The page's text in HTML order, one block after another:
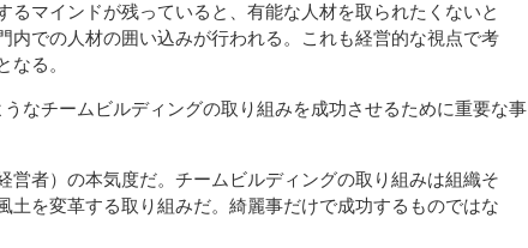
るマインドが残っていると、有能な人材を取られたくないと
内での人材の囲い込みが行われる。これも経営的な視点で考
なる。
なチームビルディングの取り組みを成功させるために重要な事
営者）の本気度だ。チームビルディングの取り組みは組織そ
土を変革する取り組みだ。綺麗事だけで成功するものではな